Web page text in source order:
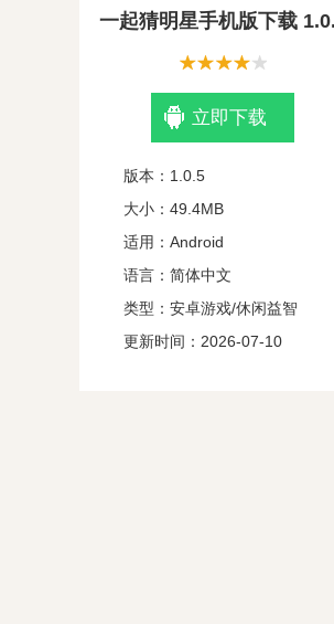
一起猜明星手机版下载
立即下载
版本：1.0.5
大小：49.4MB
适用：Android
语言：简体中文
类型：安卓游戏/休闲益智
更新时间：2026-07-10